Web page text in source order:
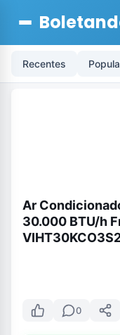
Recentes
Ar
30.000 BTU/h
0